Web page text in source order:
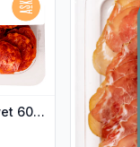
Pablo Chorizo skivet 60g Ask